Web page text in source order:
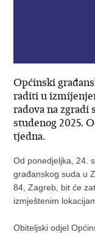
Općinski
raditi u
radova na zgradi
studenog 2025.
tjedna.
Od ponedjeljka, 24.
građanskog suda u
84, Zagreb, bit će
izmještenim
Obiteljski odjel